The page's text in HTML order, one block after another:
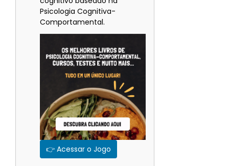
Psicologia Cognitiva-
Comportamental.
👉 Acessar o Jogo